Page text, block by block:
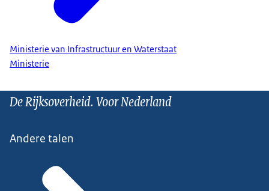
Ministerie van Infrastructuur en Waterstaat
Ministerie
De Rijksoverheid. Voor Nederland
Andere talen